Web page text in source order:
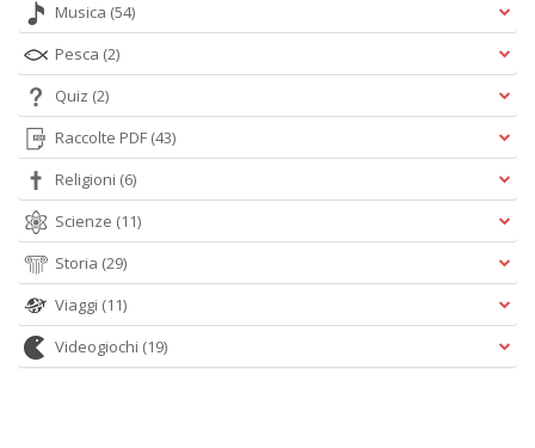
Musica (54)
Pesca (2)
Quiz (2)
Raccolte PDF (43)
Religioni (6)
Scienze (11)
Storia (29)
Viaggi (11)
Videogiochi (19)